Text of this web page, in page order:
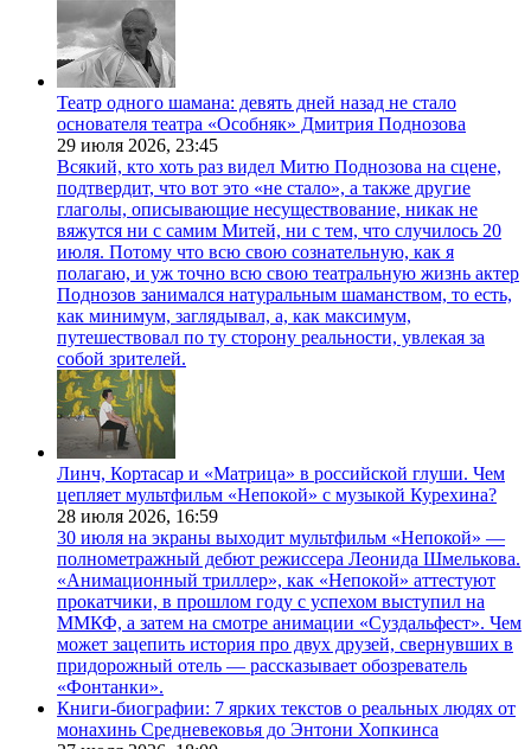
Театр одного шамана: девять дней назад не стало
основателя театра «Особняк» Дмитрия Поднозова
29 июля 2026, 23:45
Всякий, кто хоть раз видел Митю Поднозова на сцене,
подтвердит, что вот это «не стало», а также другие
глаголы, описывающие несуществование, никак не
вяжутся ни с самим Митей, ни с тем, что случилось 20
июля. Потому что всю свою сознательную, как я
полагаю, и уж точно всю свою театральную жизнь актер
Поднозов занимался натуральным шаманством, то есть,
как минимум, заглядывал, а, как максимум,
путешествовал по ту сторону реальности, увлекая за
собой зрителей.
Линч, Кортасар и «Матрица» в российской глуши. Чем
цепляет мультфильм «Непокой» с музыкой Курехина?
28 июля 2026, 16:59
30 июля на экраны выходит мультфильм «Непокой» —
полнометражный дебют режиссера Леонида Шмелькова.
«Анимационный триллер», как «Непокой» аттестуют
прокатчики, в прошлом году с успехом выступил на
ММКФ, а затем на смотре анимации «Суздальфест». Чем
может зацепить история про двух друзей, свернувших в
придорожный отель — рассказывает обозреватель
«Фонтанки».
Книги-биографии: 7 ярких текстов о реальных людях от
монахинь Средневековья до Энтони Хопкинса